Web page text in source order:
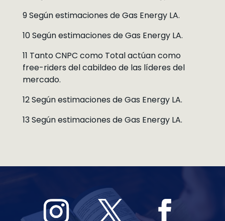
9 Según estimaciones de Gas Energy LA.
10 Según estimaciones de Gas Energy LA.
11 Tanto CNPC como Total actúan como
free-riders del cabildeo de las líderes del
mercado.
12 Según estimaciones de Gas Energy LA.
13 Según estimaciones de Gas Energy LA.